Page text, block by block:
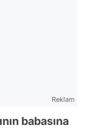
Reklam
babasına